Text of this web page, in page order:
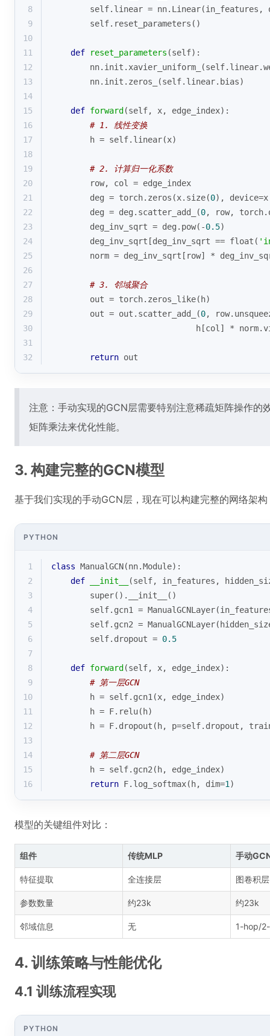
8
self.linear = nn.Linear(in_features,
9
        self.reset_parameters()
10
11
def reset_parameters (self):
12
13
        nn.init.zeros_(self.linear.bias)
14
15
def forward (self, x, edge_index):
16
# 1. 线性变换
17
        h = self.linear(x)
18
19
# 2. 计算归一化系数
20
        row, col = edge_index
21
        deg = torch.zeros(x.size(
0),
22
        deg = deg.scatter_add_(
0, row,
23
        deg_inv_sqrt = deg.
pow(-0.5)
24
        deg_inv_sqrt[deg_inv_sqrt ==
float (
25
norm = deg_inv_sqrt[row] *
26
27
# 3. 邻域聚合
28
        out = torch.zeros_like(h)
29
        out = out.scatter_add_(
0,
30
h[col] *
31
32
return out
注意：手动实现的GCN层需要特别注意稀疏矩阵操作的
矩阵乘法来优化性能。
3. 构建完整的GCN模型
基于我们实现的手动GCN层，现在可以构建完整的网络架构
PYTHON
1 class ManualGCN(nn.Module):
2
def __init__ (self, in_features,
3
super().__init__()
4
self.gcn1 =
5
self.gcn2 =
6
        self.dropout =
0.5
7
8
def forward (self, x, edge_index):
9
# 第一层GCN
10
        h = self.gcn1(x, edge_index)
11
        h = F.relu(h)
12
h = F.dropout(h, p=self.dropout,
13
14
# 第二层GCN
15
        h = self.gcn2(h, edge_index)
16
return F.log_softmax(h, dim=1 )
模型的关键组件对比：
组件 传统MLP 手动
特征提取 全连接层 图卷积层
参数数量 约23k 约23k
邻域信息 无 1-hop/
4. 训练策略与性能优化
4.1 训练流程实现
PYTHON